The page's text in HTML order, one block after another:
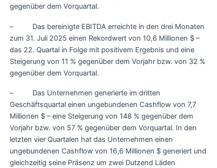
gegenüber dem Vorquartal.
– Das bereinigte EBITDA erreichte in den drei Monaten
zum 31. Juli 2025 einen Rekordwert von 10,6 Millionen $ –
das 22. Quartal in Folge mit positivem Ergebnis und eine
Steigerung von 11 % gegenüber dem Vorjahr bzw. von 32 %
gegenüber dem Vorquartal.
– Das Unternehmen generierte im dritten
Geschäftsquartal einen ungebundenen Cashflow von 7,7
Millionen $ – eine Steigerung von 148 % gegenüber dem
Vorjahr bzw. von 57 % gegenüber dem Vorquartal. In den
letzten vier Quartalen hat das Unternehmen einen
ungebundenen Cashflow von 16,6 Millionen $ generiert und
gleichzeitig seine Präsenz um zwei Dutzend Läden